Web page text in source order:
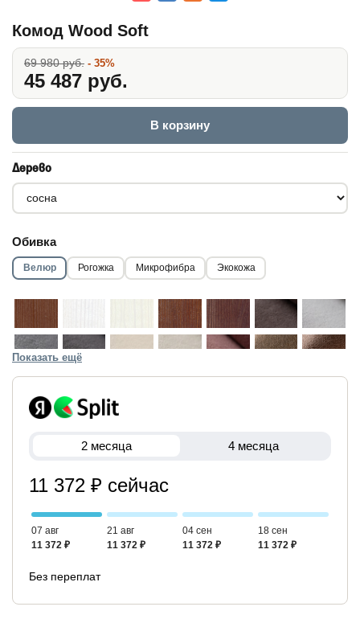
Комод Wood Soft
69 980 руб. - 35%
45 487 руб.
В корзину
Дерево
Обивка
Велюр Рогожка Микрофибра Экокожа
Показать ещё
2 месяца 4 месяца
11 372 ₽ сейчас
07 авг
11 372 ₽
21 авг
11 372 ₽
04 сен
11 372 ₽
18 сен
11 372 ₽
Без переплат